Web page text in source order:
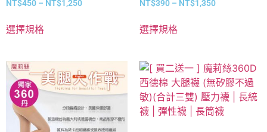
NT$450 – NT$1,250
選擇規格
NT$390 – NT$1,350
選擇規格